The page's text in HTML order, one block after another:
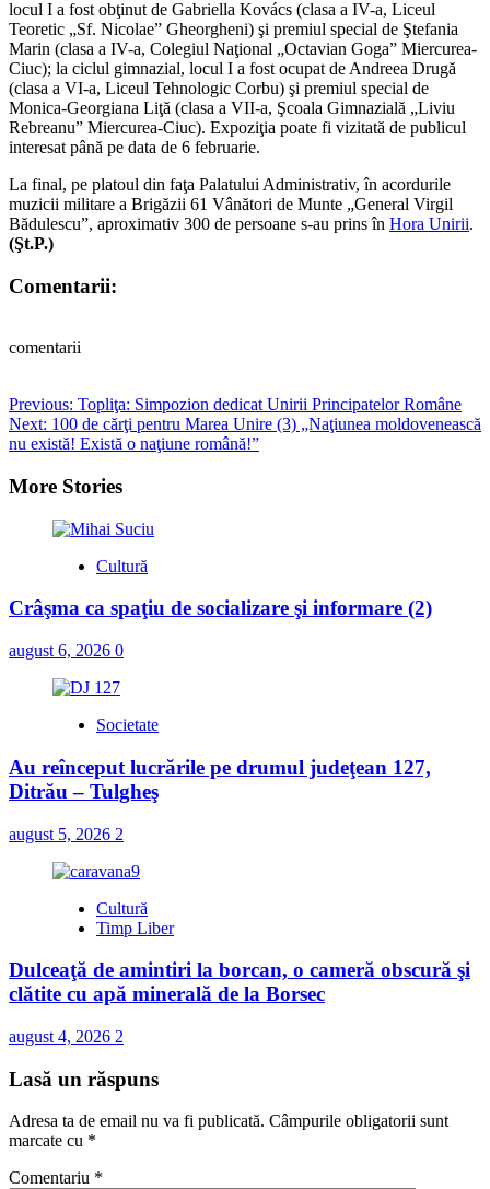
locul I a fost obţinut de Gabriella Kovács (clasa a IV-a, Liceul
Teoretic „Sf. Nicolae” Gheorgheni) şi premiul special de Ştefania
Marin (clasa a IV-a, Colegiul Naţional „Octavian Goga” Miercurea-
Ciuc); la ciclul gimnazial, locul I a fost ocupat de Andreea Drugă
(clasa a VI-a, Liceul Tehnologic Corbu) şi premiul special de
Monica-Georgiana Liţă (clasa a VII-a, Şcoala Gimnazială „Liviu
Rebreanu” Miercurea-Ciuc). Expoziţia poate fi vizitată de publicul
interesat până pe data de 6 februarie.
La final, pe platoul din faţa Palatului Administrativ, în acordurile
muzicii militare a Brigăzii 61 Vânători de Munte „General Virgil
Bădulescu”, aproximativ 300 de persoane s-au prins în Hora Unirii.
(Şt.P.)
Comentarii:
comentarii
Post
navigation
Previous: Topliţa: Simpozion dedicat Unirii Principatelor Române
Next: 100 de cărţi pentru Marea Unire (3) „Naţiunea moldovenească
nu există! Există o naţiune română!”
More Stories
Cultură
Crâşma ca spaţiu de socializare şi informare (2)
august 6, 2026 0
Societate
Au reînceput lucrările pe drumul judeţean 127,
Ditrău – Tulgheş
august 5, 2026 2
Cultură
Timp Liber
Dulceaţă de amintiri la borcan, o cameră obscură şi
clătite cu apă minerală de la Borsec
august 4, 2026 2
Lasă un răspuns
Adresa ta de email nu va fi publicată. Câmpurile obligatorii sunt
marcate cu *
Comentariu *